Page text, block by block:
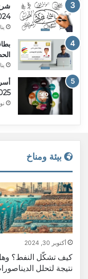
2025: قواعد جديدة
بيئة ومناخ
أكتوبر 30, 2024
كيف تشكّل النفط؟
نتيجة لتحلل